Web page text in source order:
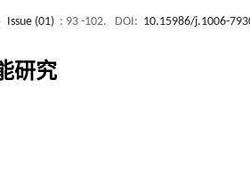
Issue (01) : 93 -102. DOI: 10.15986/j.1006-
研究